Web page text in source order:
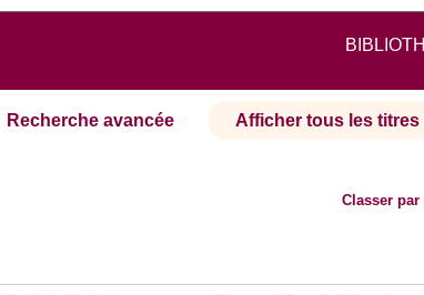
Recherche avancée Afficher tous les titres
Classer par